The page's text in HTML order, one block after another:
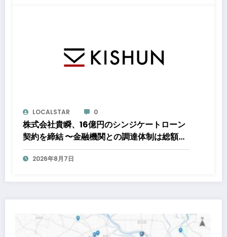
LOCALSTAR 0
株式会社貴瞬、16億円のシンジケートローン
契約を締結 〜金融機関との調達体制は総額約
80億円規模へ。DX・海外展開をはじめとし
た成長投資を加速～
2026年8月7日